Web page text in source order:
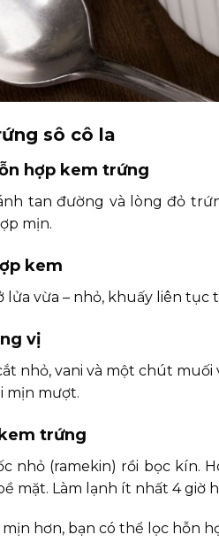
sô cô la
hợp kem trứng
tan đường và lòng đỏ
mịn.
kem
vừa – nhỏ, khuấy liên
vị
nhỏ, vani và một chút
mịn mượt.
trứng
nhỏ (ramekin) rồi bọc kín.
mặt. Làm lạnh ít nhất 4 giờ
hơn, bạn có thể lọc hỗn